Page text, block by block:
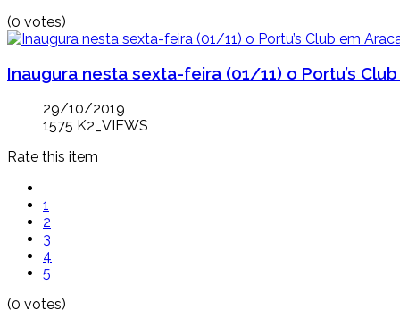
(0 votes)
Inaugura nesta sexta-feira (01/11) o Portu’s
29/10/2019
1575 K2_VIEWS
Rate this item
1
2
3
4
5
(0 votes)